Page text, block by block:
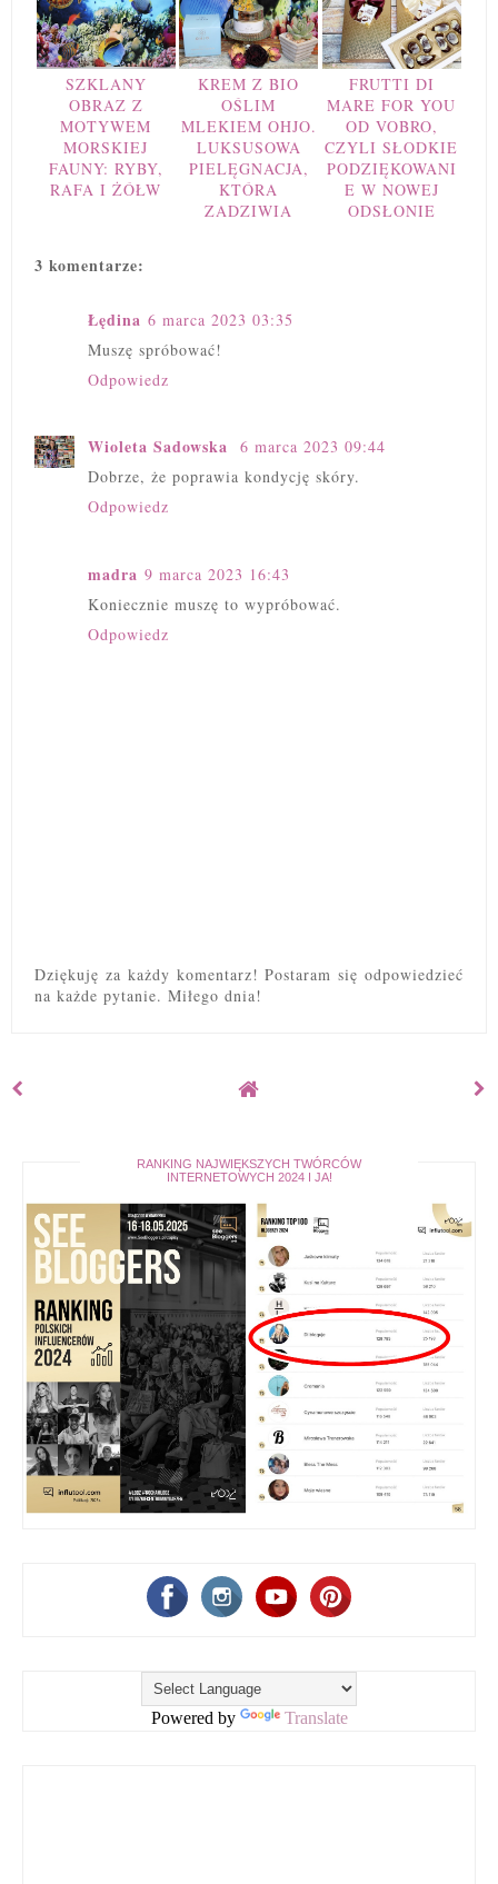
SZKLANY
OBRAZ Z
MOTYWEM
MORSKIEJ
FAUNY: RYBY,
RAFA I ŻÓŁW
KREM Z BIO
OŚLIM
MLEKIEM OHJO.
LUKSUSOWA
PIELĘGNACJA,
KTÓRA
ZADZIWIA
FRUTTI DI
MARE FOR YOU
OD VOBRO,
CZYLI SŁODKIE
PODZIĘKOWANI
E W NOWEJ
ODSŁONIE
3 komentarze:
Łędina 6 marca 2023 03:35
Muszę spróbować!
Odpowiedz
Wioleta Sadowska
6 marca 2023 09:44
Dobrze, że poprawia kondycję skóry.
Odpowiedz
madra 9 marca 2023 16:43
Koniecznie muszę to wypróbować.
Odpowiedz
Dziękuję za każdy komentarz! Postaram się odpowiedzieć
na każde pytanie. Miłego dnia!
RANKING NAJWIĘKSZYCH TWÓRCÓW
INTERNETOWYCH 2024 I JA!
Powered by Translate